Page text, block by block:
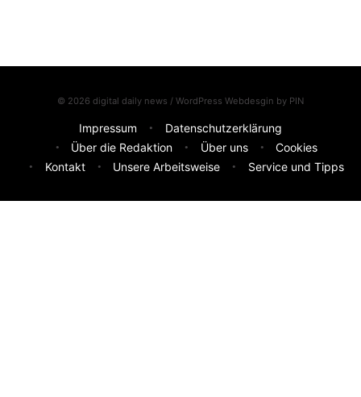
© 2026 digital daily news / WordPress Webdesgin by PIN
Impressum
Datenschutzerklärung
Über die Redaktion
Über uns
Cookies
Kontakt
Unsere Arbeitsweise Service und Tipps